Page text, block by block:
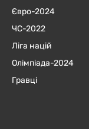
Євро-2024
ЧC-2022
Ліга націй
Олімпіада-2024
Гравці